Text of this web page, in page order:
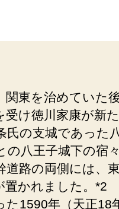
関東を治めていた
受け徳川家康が新
氏の支城であった
の八王子城下の宿
道路の両側には、
置かれました。*2
た1590年（天正18